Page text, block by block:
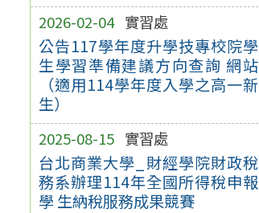
2026-02-04 實習處
公告117學年度升學技專校院學
生學習準備建議方向查詢 網站
（適用114學年度入學之高一新
生）
2025-08-15 實習處
台北商業大學_財經學院財政稅
務系辦理114年全國所得稅申報
學 生納稅服務成果競賽